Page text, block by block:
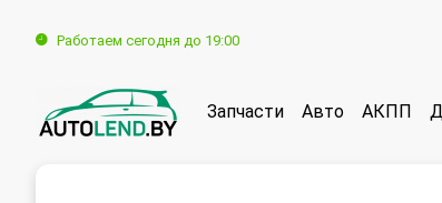
Работаем сегодня до 19:00
Запчасти Авто АКПП